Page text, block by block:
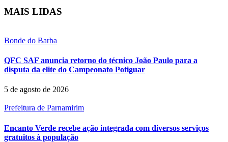
MAIS LIDAS
Bonde do Barba
QFC SAF anuncia retorno do técnico João Paulo para a
disputa da elite do Campeonato Potiguar
5 de agosto de 2026
Prefeitura de Parnamirim
Encanto Verde recebe ação integrada com diversos serviços
gratuitos à população